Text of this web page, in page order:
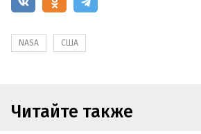
NASA США
Читайте также